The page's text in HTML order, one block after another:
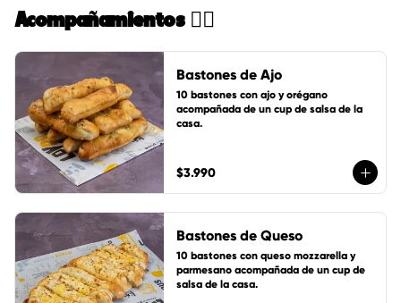
Acompañamientos 🏄🏻
Bastones de Ajo
10 bastones con ajo y orégano
acompañada de un cup de salsa de la
casa.
$3.990
Bastones de Queso
10 bastones con queso mozzarella y
parmesano acompañada de un cup de
salsa de la casa.